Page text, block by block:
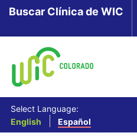
Skip
Buscar Clínica de WIC
Select Language:
English
Español